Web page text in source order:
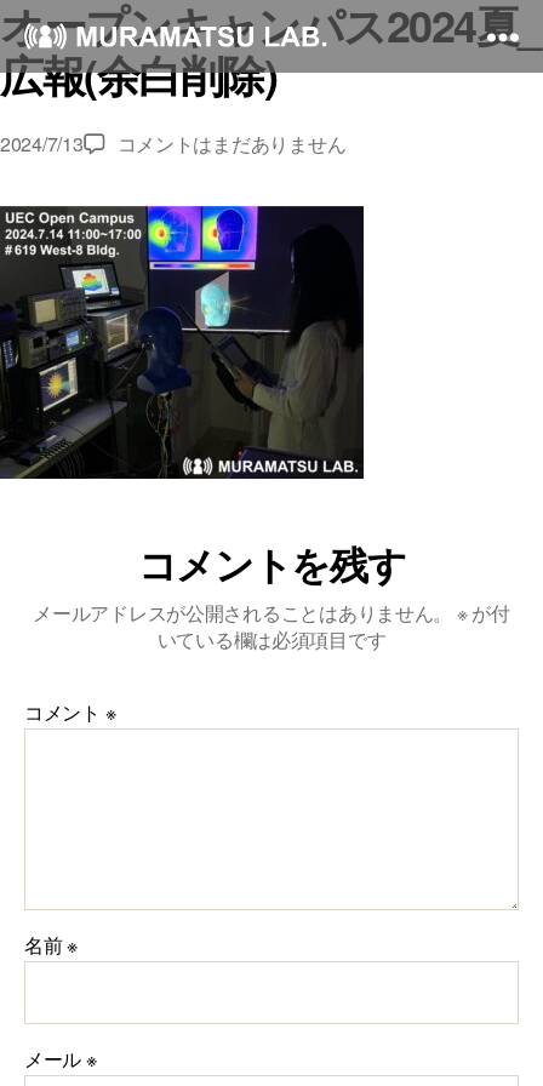
オープンキャンパス2024夏_
広報(余白削除)
2024/7/13
オ
プ
ン
キ
ャ
ン
パ
ス
2024
削
コメントはまだありません
コメントを残す
メールアドレスが公開されることはありません。 ※が付
いている欄は必須項目です
コメント ※
名前※
メール※